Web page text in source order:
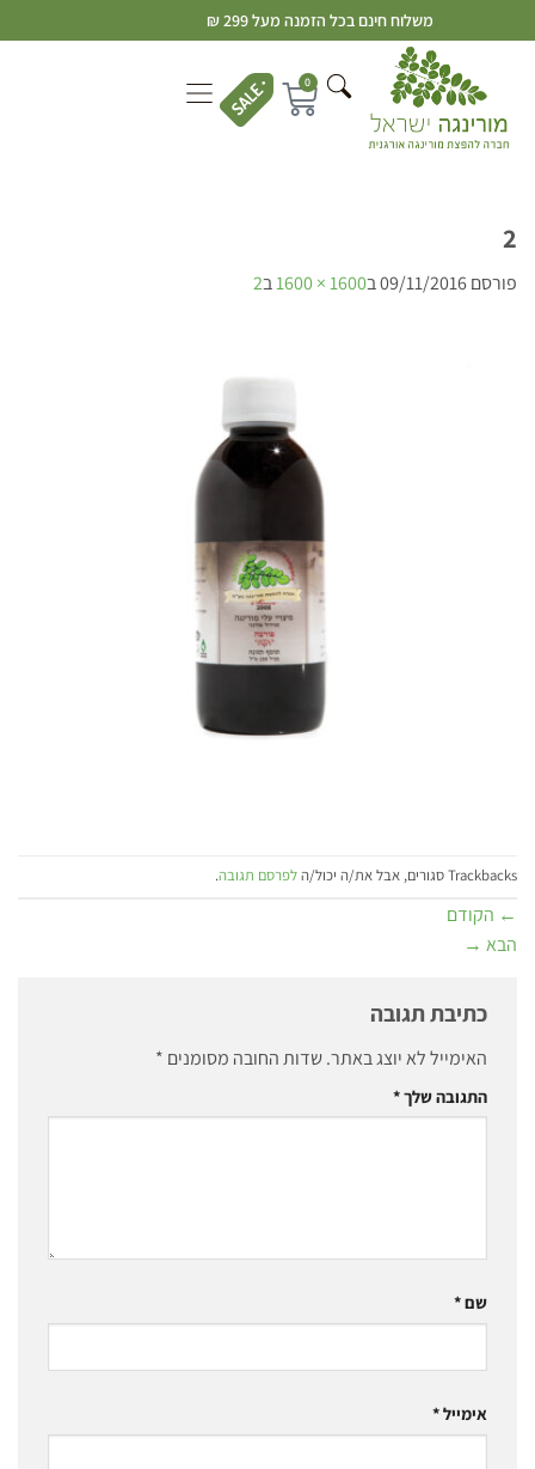
משלוח חינם בכל הזמנה מעל 299 ₪
0
2
פורסם09/11/2016ב1600 × 1600 ב2
Trackbacks סגורים, אבל את/ה יכול/ה לפרסם תגובה.
← הקודם
הבא →
כתיבת תגובה
האימייל לא יוצג באתר.שדות החובה מסומנים *
התגובה שלך*
שם*
אימייל*